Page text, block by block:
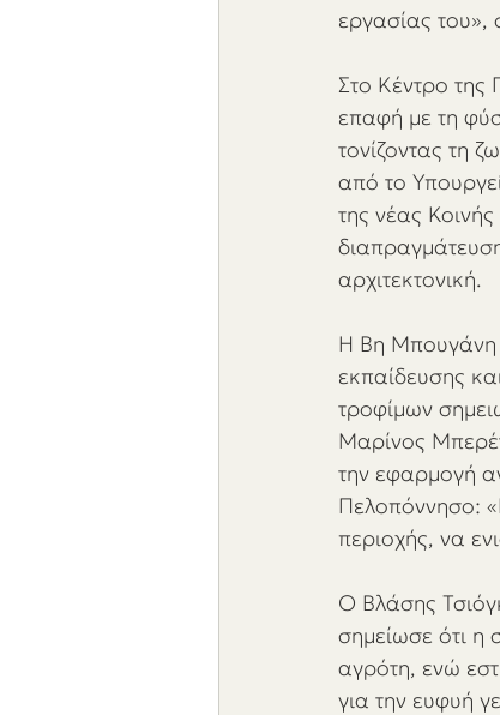
εργασίας του»,
Στο Κέντρο της
επαφή με τη
τονίζοντας τη
από το
της νέας
αρχιτεκτονική.
Η Βη Μπουγάνη
εκπαίδευσης
τροφίμων
Μαρίνος
την εφαρμογή
Πελοπόννησο:
περιοχής, να
Ο Βλάσης
σημείωσε ότι η
αγρότη, ενώ
για την ευφυή